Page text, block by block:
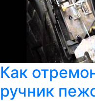
Как
ручник